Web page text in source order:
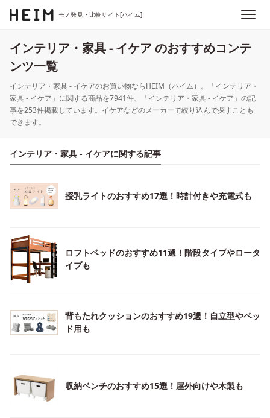
モノ発見・比較サイト[ハイム]
インテリア・家具 - イケア のおすすめコンテ
ンツ一覧
インテリア・家具 - イケアのお買い物ならHEIM（ハイム）。「インテリア・
家具 - イケア」に関する商品を7941件、「インテリア・家具 - イケア」の記
事を253件掲載しています。イケアなどのメーカーで絞り込んで探すことも
できます。
インテリア・家具 - イケアに関する記事
授乳ライトのおすすめ17選！時計付きや充電式も
ロフトベッドのおすすめ11選！階段タイプやロータ
イプも
背もたれクッションのおすすめ19選！自立型やベッ
ド用も
収納ベンチのおすすめ15選！屋外向けや木製も